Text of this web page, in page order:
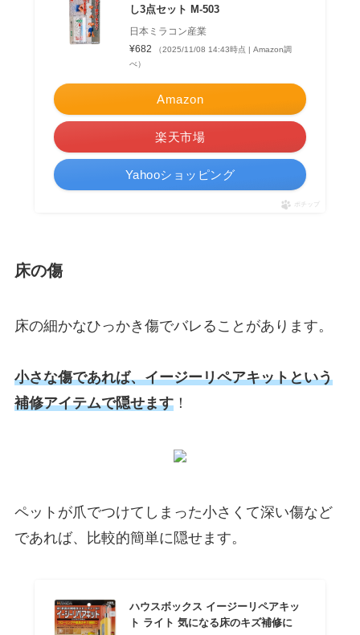
し3点セット M-503
日本ミラコン産業
¥682
（2025/11/08 14:43時点 | Amazon調
べ）
Amazon
楽天市場
Yahooショッピング
ポチップ
床の傷
床の細かなひっかき傷でバレることがあります。
小さな傷であれば、イージーリペアキットという
補修アイテムで隠せます！
ペットが爪でつけてしまった小さくて深い傷など
であれば、比較的簡単に隠せます。
ハウスボックス イージーリペアキッ
ト ライト 気になる床のキズ補修に